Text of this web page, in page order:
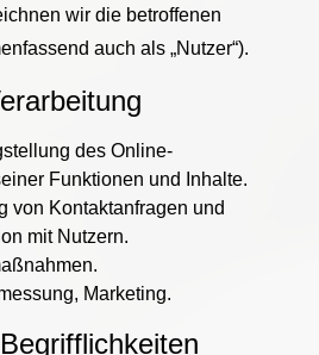
wir die betroffenen
auch als „Nutzer“).
des Online-
Funktionen und Inhalte.
von Kontaktanfragen und
mit Nutzern.
Marketing.